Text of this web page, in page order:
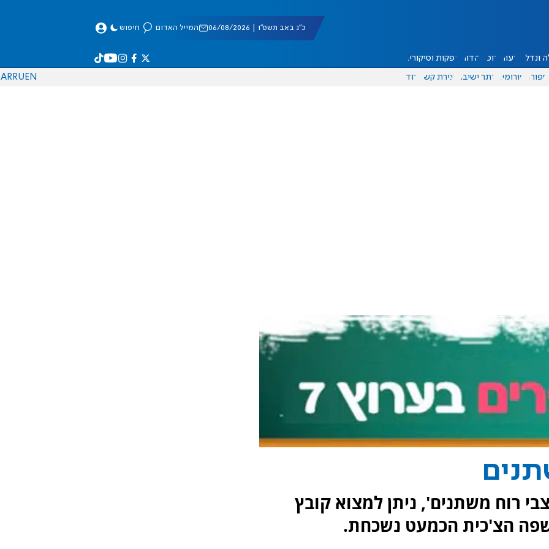
כ"ג באב תשפ"ו | 06/08/2026 המייל האדום חיפוש
ונדל"ן דעות אוכל יהדות הפקות וסיקורים
ספורט פורומים אתר ישיבה יצירת קשר עוד EN
RU
AR
רוח משתנים', ניתן למצוא קובץ
הצ'כית הכמעט נשכחת.